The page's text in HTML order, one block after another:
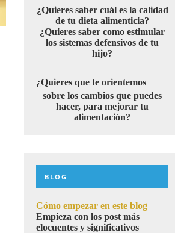
¿Quieres saber cuál es la calidad
de tu dieta alimenticia?
¿Quieres saber como estimular
los sistemas defensivos de tu
hijo?
¿Quieres que te orientemos
sobre los cambios que puedes
hacer, para mejorar tu
alimentación?
BLOG
Cómo empezar en este blog
Empieza con los post más
elocuentes y significativos